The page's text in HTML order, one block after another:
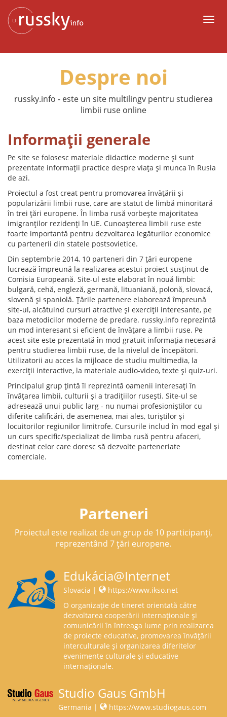
conținut
Despre noi
russky.info - este un site multilingv pentru studierea
limbii ruse online
Informații generale
Pe site se folosesc materiale didactice moderne și sunt
prezentate informații practice despre viața și munca în Rusia
de azi.
Proiectul a fost creat pentru promovarea învățării și
popularizării limbii ruse, care are statut de limbă minoritară
în trei țări europene. În limba rusă vorbește majoritatea
imigranților rezidenți în UE. Cunoașterea limbii ruse este
foarte importantă pentru dezvoltarea legăturilor economice
cu partenerii din statele postsovietice.
Din septembrie 2014, 10 parteneri din 7 țări europene
lucrează împreună la realizarea acestui proiect susținut de
Comisia Europeană. Site-ul este elaborat în nouă limbi:
bulgară, cehă, engleză, germană, lituaniană, polonă, slovacă,
slovenă și spaniolă. Țările partenere elaborează împreună
site-ul, alcătuind cursuri atractive și exerciții interesante, pe
baza metodicilor moderne de predare. russky.info reprezintă
un mod interesant si eficient de învățare a limbii ruse. Pe
acest site este prezentată în mod gratuit informația necesară
pentru studierea limbii ruse, de la nivelul de începători.
Utilizatorii au acces la mijloace de studiu multimedia, la
exerciții interactive, la materiale audio-video, texte și quiz-uri.
Principalul grup țintă îl reprezintă oamenii interesați în
învățarea limbii, culturii și a tradițiilor rusești. Site-ul se
adresează unui public larg - nu numai profesioniștilor cu
diferite calificări, de asemenea, mai ales, turiștilor și
locuitorilor regiunilor limitrofe. Cursurile includ în mod egal și
un curs specific/specializat de limba rusă pentru afaceri,
destinat celor care doresc să dezvolte parteneriate
comerciale.
Parteneri
Proiectul este realizat de un grup de 10 participanți,
reprezentând 7 țări europene.
Edukácia@Internet
Slovacia |
https://www.ikso.net
O organizație de tineret orientată către
dezvoltarea cooperării internaționale și
comunicării în întreaga lume prin realizarea
de proiecte educative, promovarea învățării
interculturale și organizarea diferitelor
evenimente culturale și educative
internaționale.
Studio Gaus GmbH
Germania |
https://www.studiogaus.com